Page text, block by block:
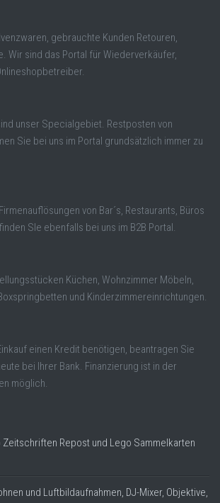
gebrauchte Kunden Retouren,
Wir sind das Portal für Wiederverkäufer,
unser Specialgebiet. Restposten von
Sie bei uns im Portal grundsätzlich immer zu
von Bar´s, Restaurants, Büros
SIe ebenfalls bei uns im B2B Portal.
Küchen, Wohnzimmer Möbeln,
und Kinderzimmereinrichtungen.
einen Kredit benötigen, beantragen Sie
bei Ihrer Bank. Finanzierung ist in der
möglich.
Zeitschriften Repost und Lego Sammelkarten
und Luftbildaufnahmen, DJ-Mixer, Objektive,